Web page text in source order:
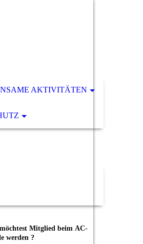
AKTIVITÄTEN
Mitglied beim AC-
werden ?